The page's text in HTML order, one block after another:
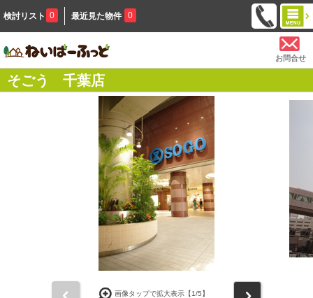
検討リスト 0 最近見た物件 0
お問合せ
そごう 千葉店
画像タップで拡大表示【1/5】